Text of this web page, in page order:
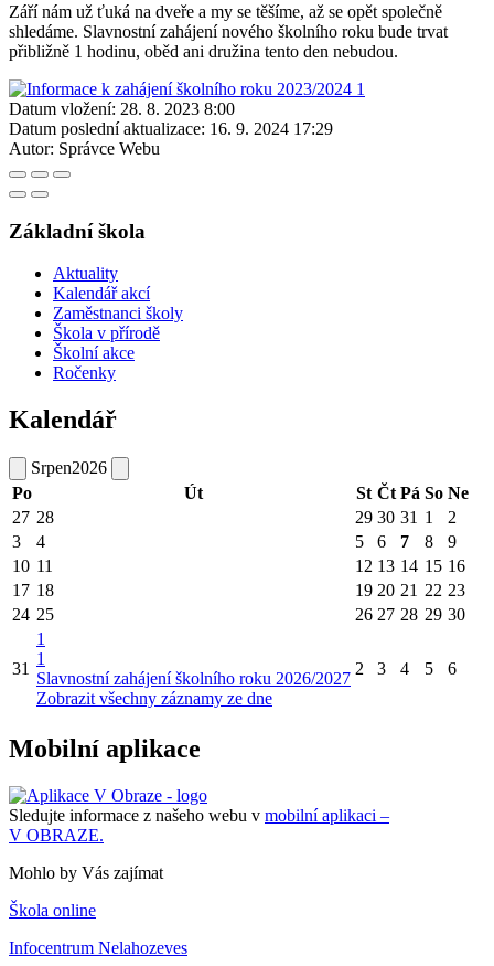
Září nám už ťuká na dveře a my se těšíme, až se opět společně
shledáme. Slavnostní zahájení nového školního roku bude trvat
přibližně 1 hodinu, oběd ani družina tento den nebudou.
Datum vložení: 28. 8. 2023 8:00
Datum poslední aktualizace: 16. 9. 2024 17:29
Autor: Správce Webu
Základní škola
Aktuality
Kalendář akcí
Zaměstnanci školy
Škola v přírodě
Školní akce
Ročenky
Kalendář
Srpen2026
Po
Út St Čt Pá So Ne
27 28 29 30 31 1
2
3
4 5 6 7 8
9
10 11 12 13 14 15 16
17 18 19 20 21 22 23
24 25 26 27 28 29 30
31
1
1
Slavnostní zahájení školního roku 2026/2027
Zobrazit všechny záznamy ze dne
2 3 4 5 6
Mobilní aplikace
Sledujte informace z našeho webu v mobilní aplikaci –
V OBRAZE.
Mohlo by Vás zajímat
Škola online
Infocentrum Nelahozeves